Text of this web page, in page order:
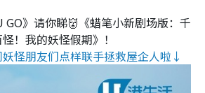
GO》请你睇👹《蜡笔小新剧场版：千
！我的妖怪假期》！
怪朋友们点样联手拯救屋企人啦↓